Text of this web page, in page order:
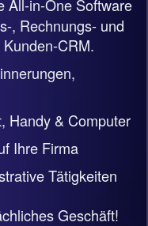
All-in-One Software
, Rechnungs- und
CRM.
Handy & Computer
Ihre Firma
Tätigkeiten
Geschäft!